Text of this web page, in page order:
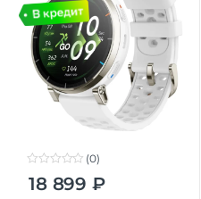
(0)
18 899 ₽